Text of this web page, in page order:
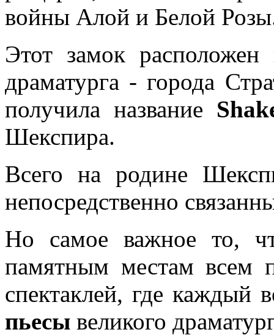
войны Алой и Белой
Этот замок расположен
драматурга - города
получила название
Шекспира.
Всего на родине
непосредственно
Но самое важное то,
памятным местам всем
спектаклей, где каждый
пьесы великого